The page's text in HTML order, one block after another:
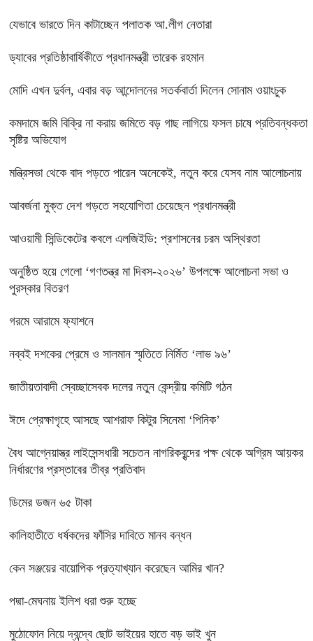
যেভাবে ভারতে দিন কাটাচ্ছেন পলাতক আ.লীগ নেতারা
ড্যাবের প্রতিষ্ঠাবার্ষিকীতে প্রধানমন্ত্রী তারেক রহমান
মোদি এখন দুর্বল, এবার বড় আন্দোলনের সতর্কবার্তা দিলেন সোনাম ওয়াংচুক
কমদামে জমি বিক্রি না করায় জমিতে বড় গাছ লাগিয়ে ফসল চাষে প্রতিবন্ধকতা
সৃষ্টির অভিযোগ
মন্ত্রিসভা থেকে বাদ পড়তে পারেন অনেকেই, নতুন করে যেসব নাম আলোচনায়
আবর্জনা মুক্ত দেশ গড়তে সহযোগিতা চেয়েছেন প্রধানমন্ত্রী
‎আওয়ামী সিন্ডিকেটের কবলে এলজিইডি: প্রশাসনের চরম অস্থিরতা
অনুষ্ঠিত হয়ে গেলো ‘গণতন্ত্র মা দিবস-২০২৬’ উপলক্ষে আলোচনা সভা ও
পুরস্কার বিতরণ
গরমে আরামে ফ্যাশনে
নব্বই দশকের প্রেমে ও সালমান স্মৃতিতে নির্মিত ‘লাভ ৯৬’
জাতীয়তাবাদী স্বেচ্ছাসেবক দলের নতুন কেন্দ্রীয় কমিটি গঠন
ঈদে প্রেক্ষাগৃহে আসছে আশরাফ কিটুর সিনেমা ‘পিনিক’
বৈধ আগ্নেয়াস্ত্র লাইসেন্সধারী সচেতন নাগরিকবৃন্দের পক্ষ থেকে অগ্রিম আয়কর
নির্ধারণের প্রস্তাবের তীব্র প্রতিবাদ
ডিমের ডজন ৬৫ টাকা
কালিহাতীতে ধর্ষকদের ফাঁসির দাবিতে মানব বন্ধন
কেন সঞ্জয়ের বায়োপিক প্রত্যাখ্যান করেছেন আমির খান?
পদ্মা-মেঘনায় ইলিশ ধরা শুরু হচ্ছে
মুঠোফোন নিয়ে দ্বন্দ্বে ছোট ভাইয়ের হাতে বড় ভাই খুন